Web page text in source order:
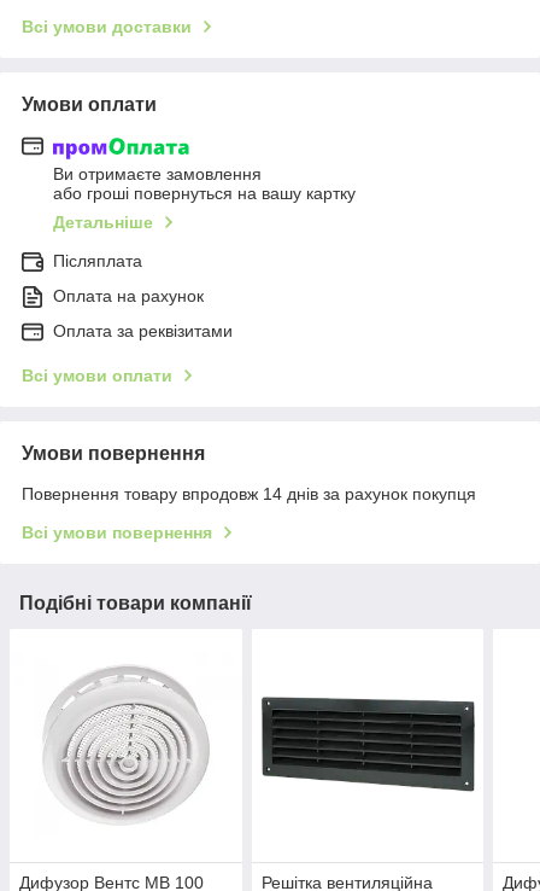
Всі умови доставки
Умови оплати
Ви отримаєте замовлення
або гроші повернуться на вашу картку
Детальніше
Післяплата
Оплата на рахунок
Оплата за реквізитами
Всі умови оплати
Умови повернення
Повернення товару впродовж 14 днів за рахунок покупця
Всі умови повернення
Подібні товари компанії
Дифузор Вентс МВ 100
Решітка вентиляційна